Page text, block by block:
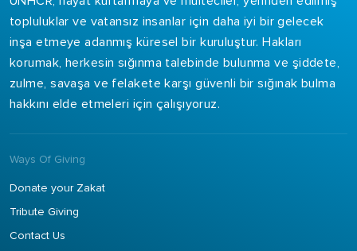
topluluklar ve vatansız insanlar için daha iyi bir gelecek
inşa etmeye adanmış küresel bir kuruluştur. Hakları
korumak, herkesin sığınma talebinde bulunma ve şiddete,
zulme, savaşa ve felakete karşı güvenli bir sığınak bulma
hakkını elde etmeleri için çalışıyoruz.
Ways Of Giving
Donate your Zakat
Tribute Giving
Contact Us